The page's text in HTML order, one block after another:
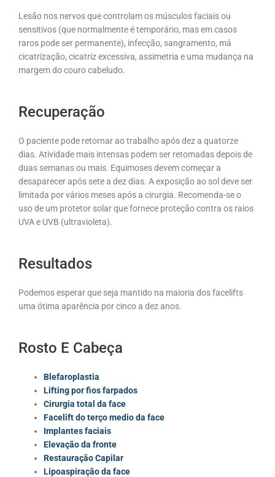
Lesão nos nervos que controlam os músculos faciais ou
sensitivos (que normalmente é temporário, mas em casos
raros pode ser permanente), infecção, sangramento, má
cicatrização, cicatriz excessiva, assimetria e uma mudança na
margem do couro cabeludo.
Recuperação
O paciente pode retornar ao trabalho após dez a quatorze
dias. Atividade mais intensas podem ser retomadas depois de
duas semanas ou mais. Equimoses devem começar a
desaparecer após sete a dez dias. A exposição ao sol deve ser
limitada por vários meses após a cirurgia. Recomenda-se o
uso de um protetor solar que fornece proteção contra os raios
UVA e UVB (ultravioleta).
Resultados
Podemos esperar que seja mantido na maioria dos facelifts
uma ótima aparência por cinco a dez anos.
Rosto E Cabeça
Blefaroplastia
Lifting por fios farpados
Cirurgia total da face
Facelift do terço medio da face
Implantes faciais
Elevação da fronte
Restauração Capilar
Lipoaspiração da face